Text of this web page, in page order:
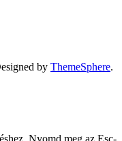
by ThemeSphere.
Nyomd meg az Esc-